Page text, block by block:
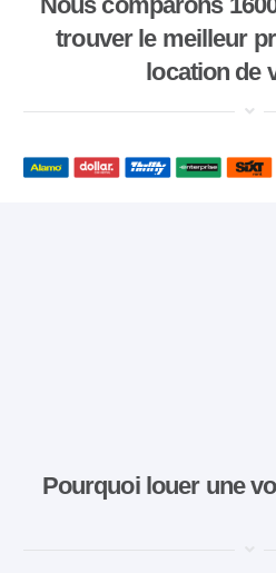
trouver le meilleur
location de
Pourquoi louer une